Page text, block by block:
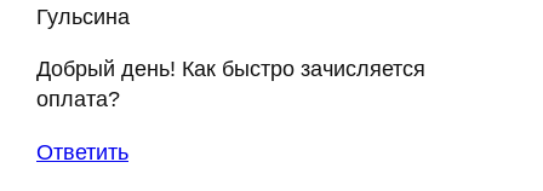
Гульсина
Добрый день! Как быстро зачисляется
оплата?
Ответить